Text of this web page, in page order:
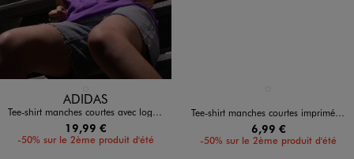
Disponible en 1 coloris
ADIDAS
Tee-shirt manches courtes avec logo XXXL fille - Adidas
19,99 €
-50% sur le 2ème produit d'été
Tee-shirt manches courtes imprimé devant et dos fille
6,99 €
-50% sur le 2ème produit d'été